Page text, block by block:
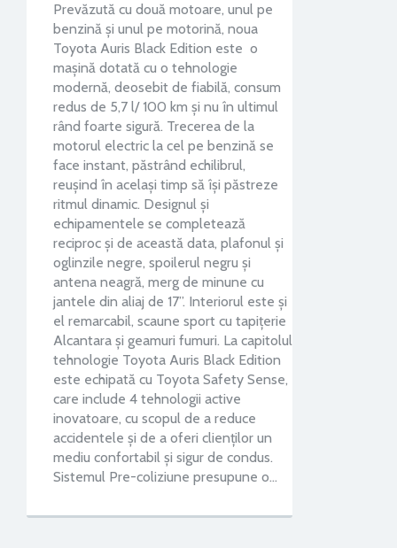
Prevăzută cu două motoare, unul pe
benzină și unul pe motorină, noua
Toyota Auris Black Edition este o
mașină dotată cu o tehnologie
modernă, deosebit de fiabilă, consum
redus de 5,7 l/ 100 km și nu în ultimul
rând foarte sigură. Trecerea de la
motorul electric la cel pe benzină se
face instant, păstrând echilibrul,
reușind în același timp să își păstreze
ritmul dinamic. Designul și
echipamentele se completează
reciproc și de această data, plafonul și
oglinzile negre, spoilerul negru și
antena neagră, merg de minune cu
jantele din aliaj de 17”. Interiorul este și
el remarcabil, scaune sport cu tapițerie
Alcantara și geamuri fumuri. La capitolul
tehnologie Toyota Auris Black Edition
este echipată cu Toyota Safety Sense,
care include 4 tehnologii active
inovatoare, cu scopul de a reduce
accidentele și de a oferi clienților un
mediu confortabil și sigur de condus.
Sistemul Pre-coliziune presupune o…